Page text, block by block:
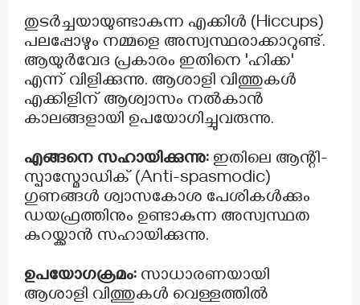
തുടർച്ചയായുണ്ടാകുന്ന എക്കിൾ (Hiccups)
പലപ്പോഴും നമ്മളെ അസ്വസ്ഥരാക്കാറുണ്ട്.
ആയുർവേദ പ്രകാരം ഇതിനെ 'ഹിക്ക'
എന്ന് വിളിക്കുന്നു. ആശാളി വിത്തുകൾ
എക്കിളിന് ആശ്വാസം നൽകാൻ
കാലങ്ങളായി ഉപയോഗിച്ചുവരുന്നു.
എങ്ങനെ സഹായിക്കുന്നു: ഇതിലെ ആന്റി-
സ്പാസ്മോഡിക് (Anti-spasmodic)
ഗുണങ്ങൾ ശ്വാസകോശ പേശികൾക്കും
ഡയഫ്രത്തിനും ഉണ്ടാകുന്ന അസ്വസ്ഥത
കുറയ്ക്കാൻ സഹായിക്കുന്നു.
ഉപയോഗക്രമം: സാധാരണയായി
ആശാളി വിത്തുകൾ വെള്ളത്തിൽ